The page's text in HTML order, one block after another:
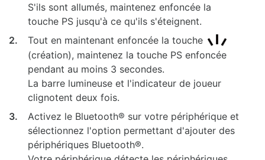
S'ils sont allumés, maintenez enfoncée la
touche PS jusqu'à ce qu'ils s'éteignent.
2.
Tout en maintenant enfoncée la touche
(création), maintenez la touche PS enfoncée
pendant au moins 3 secondes.
La barre lumineuse et l'indicateur de joueur
clignotent deux fois.
3.
Activez le Bluetooth® sur votre périphérique et
sélectionnez l'option permettant d'ajouter des
périphériques Bluetooth®.